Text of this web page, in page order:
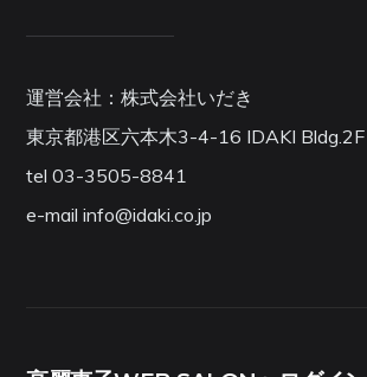
運営会社：株式会社いだき
東京都港区六本木3-4-16 IDAKI Bldg.2F
tel 03-3505-8841
e-mail info@idaki.co.jp